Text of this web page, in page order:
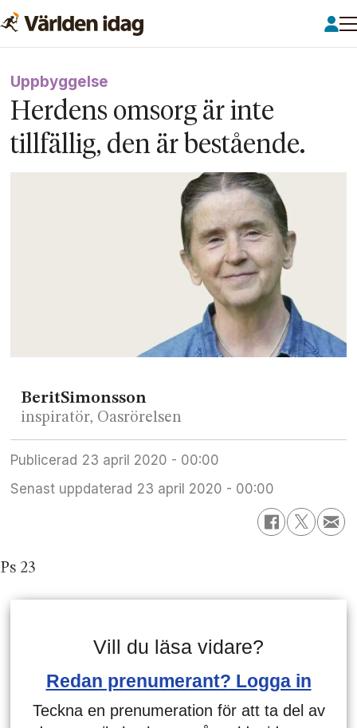
Uppbyggelse
Herdens omsorg är inte
tillfällig, den är bestående.
BeritSimonsson
inspiratör, Oasrörelsen
Publicerad
23 april 2020 - 00:00
Senast uppdaterad
23 april 2020 - 00:00
Ps 23
Vill du läsa vidare?
Redan prenumerant? Logga in
Teckna en prenumeration för att ta del av